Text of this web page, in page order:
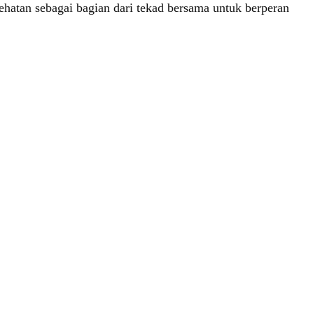
sebagai bagian dari tekad bersama untuk berperan